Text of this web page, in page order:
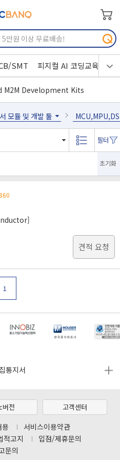
SMT 피지컬 AI 코딩교육
M2M Development Kits
모듈 및 개발 툴
초기화
견적 요청
1
책 개편 안내]
통지서
자 행사 안내]
통지서
책 개편 안내]
버전 고객센터
용
서비스이용약관
적고지
입점/제휴문의
문의